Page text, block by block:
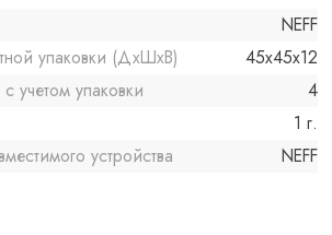
NEFF
упаковки (ДхШхВ)
45x45x12
учетом упаковки
4
1 г.
устройства
NEFF